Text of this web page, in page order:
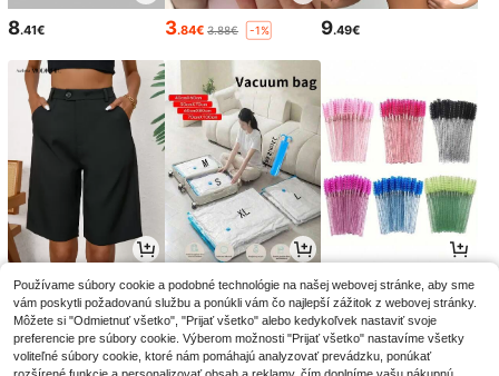
8.41€ 3.84€ 3.88€ -1% 9.49€
16.85€ 3.76€3.86€ -2% 2.85€2.88€ -1%
Používame súbory cookie a podobné technológie na našej webovej stránke, aby sme
vám poskytli požadovanú službu a ponúkli vám čo najlepší zážitok z webovej stránky.
Môžete si "Odmietnuť všetko", "Prijať všetko" alebo kedykoľvek nastaviť svoje
preferencie pre súbory cookie. Výberom možnosti "Prijať všetko" nastavíme všetky
voliteľné súbory cookie, ktoré nám pomáhajú analyzovať prevádzku, ponúkať